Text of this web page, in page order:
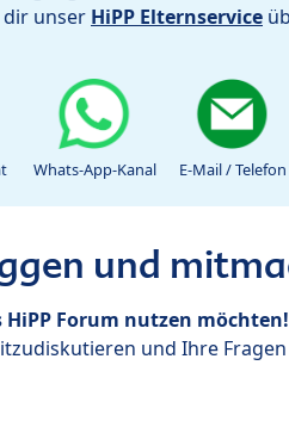
unser HiPP Elternservice
Whats-App-Kanal E-Mail / Telefon
und
HiPP Forum nutzen möchten!
und Ihre